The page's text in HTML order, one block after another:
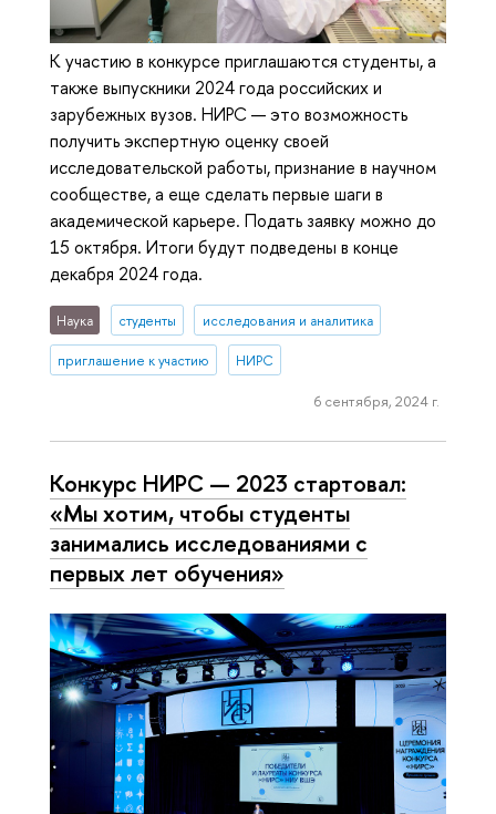
К участию в конкурсе приглашаются студенты, а
также выпускники 2024 года российских и
зарубежных вузов. НИРС — это возможность
получить экспертную оценку своей
исследовательской работы, признание в научном
сообществе, а еще сделать первые шаги в
академической карьере. Подать заявку можно до
15 октября. Итоги будут подведены в конце
декабря 2024 года.
Наука студенты исследования и аналитика
приглашение к участию НИРС
6 сентября, 2024 г.
Конкурс НИРС — 2023 стартовал:
«Мы хотим, чтобы студенты
занимались исследованиями с
первых лет обучения»